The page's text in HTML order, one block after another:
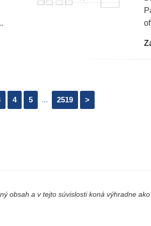
4 5 ... 2519 >
obsah a v tejto súvislosti koná výhradne